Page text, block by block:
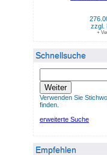
zzgl.
+
Schnellsuche
Weiter
Verwenden Sie
finden.
erweiterte Suche
Empfehlen